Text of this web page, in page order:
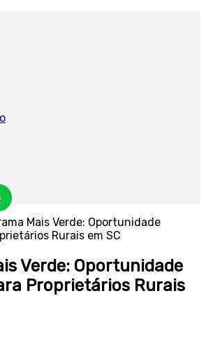
Mais Verde: Oportunidade
Rurais em SC
Verde: Oportunidade
Proprietários Rurais